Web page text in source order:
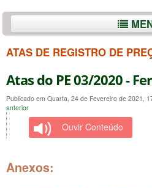
ATAS DE REGISTRO DE
Atas do PE 03/2020 -
Publicado em Quarta, 24 de Fevereiro de 2021,
anterior
Ouvir Conteúdo
Anexos: